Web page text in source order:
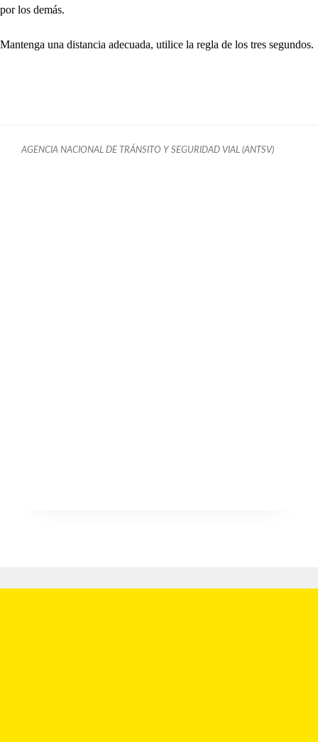
por los demás.
Mantenga una distancia adecuada, utilice la regla de los tres segundos.
AGENCIA NACIONAL DE TRÁNSITO Y SEGURIDAD VIAL (ANTSV)